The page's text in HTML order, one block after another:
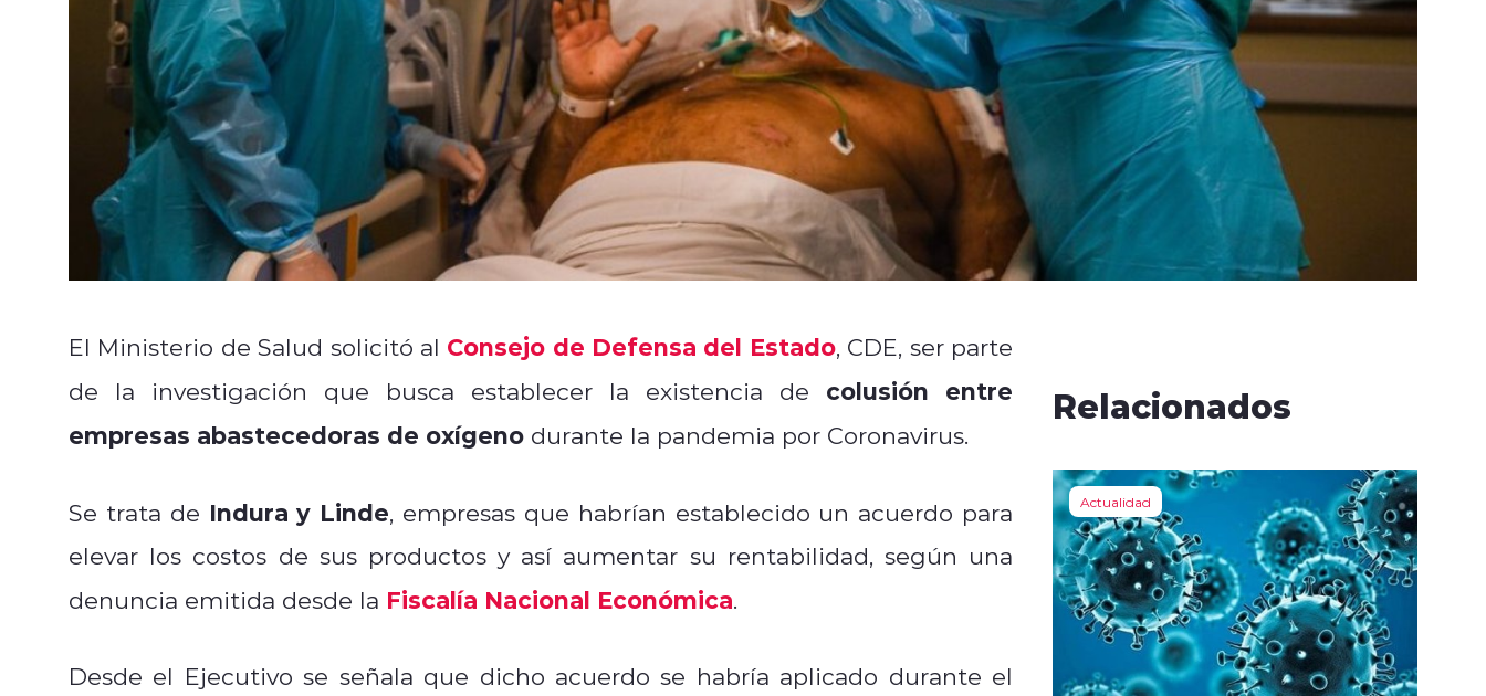
El Ministerio de Salud solicitó al Consejo de Defensa del Estado, CDE, ser parte
de la investigación que busca establecer la existencia de colusión entre
empresas abastecedoras de oxígeno durante la pandemia por Coronavirus.
Se trata de Indura y Linde, empresas que habrían establecido un acuerdo para
elevar los costos de sus productos y así aumentar su rentabilidad, según una
denuncia emitida desde la Fiscalía Nacional Económica.
Desde el Ejecutivo se señala que dicho acuerdo se habría aplicado durante el
Relacionados
Actualidad